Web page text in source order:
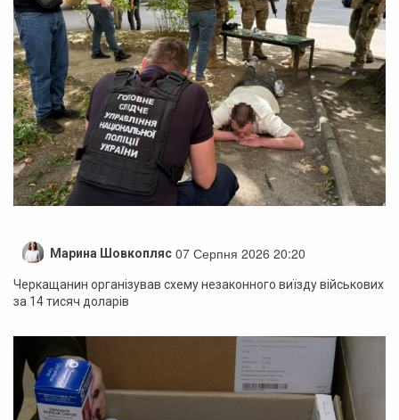
Марина Шовкопляс 07 Серпня 2026 20:20
Черкащанин організував схему незаконного виїзду військових
за 14 тисяч доларів